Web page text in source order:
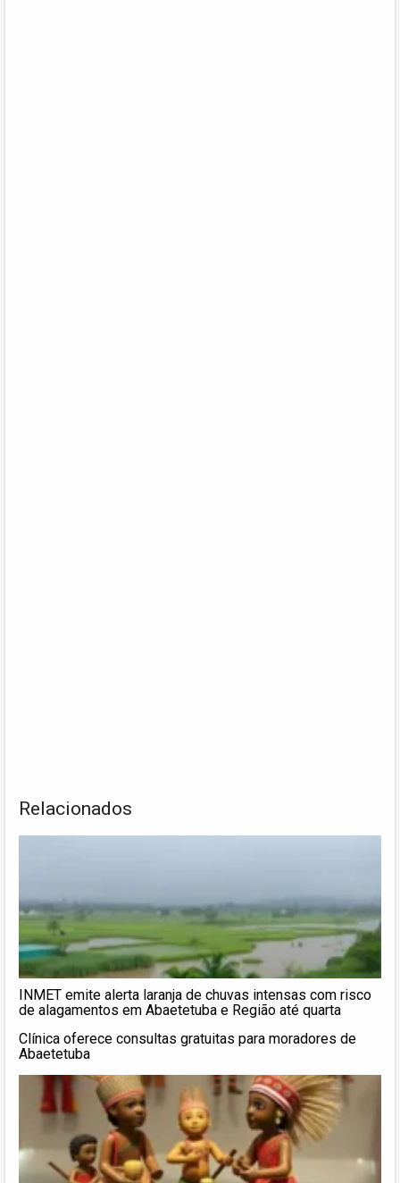
Relacionados
INMET emite alerta laranja de chuvas intensas com risco
de alagamentos em Abaetetuba e Região até quarta
Clínica oferece consultas gratuitas para moradores de
Abaetetuba